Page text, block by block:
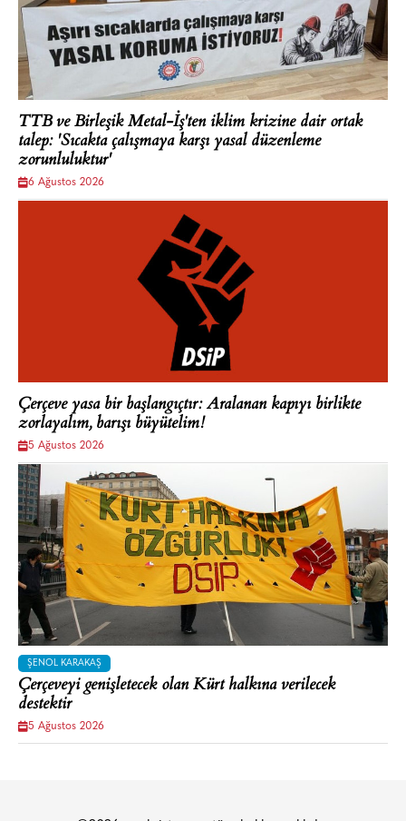
TTB ve Birleşik Metal-İş'ten iklim krizine dair ortak
talep: 'Sıcakta çalışmaya karşı yasal düzenleme
zorunluluktur'
6 Ağustos 2026
Çerçeve yasa bir başlangıçtır: Aralanan kapıyı birlikte
zorlayalım, barışı büyütelim!
5 Ağustos 2026
ŞENOL KARAKAŞ
Çerçeveyi genişletecek olan Kürt halkına verilecek
destektir
5 Ağustos 2026